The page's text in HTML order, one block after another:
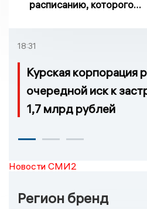
расписанию, которого
18:31
Курская корпорация
очередной иск к
1,7 млрд рублей
Новости СМИ2
Регион бренд